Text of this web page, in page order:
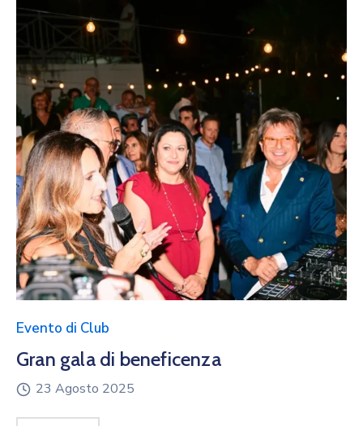
Evento di Club
Gran gala di beneficenza
23 Agosto 2025